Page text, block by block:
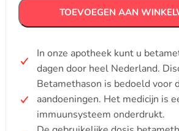
TOEVOEGEN AAN
In onze apotheek kunt u
dagen door heel Nederland.
Betamethason is bedoeld voor
aandoeningen. Het medicijn is
immuunsysteem onderdrukt.